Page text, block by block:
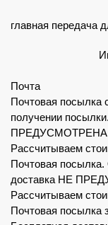
главная передача
Почта
Почтовая посылка
получении
ПРЕДУСМОТРЕНА
Рассчитываем
Почтовая посылка.
доставка НЕ
Рассчитываем
Почтовая посылка